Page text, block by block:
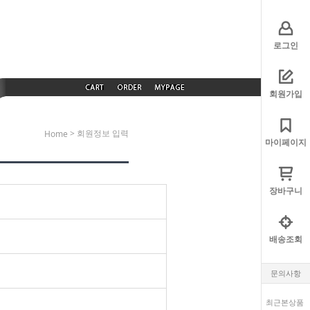
로그인
회원가입
마이페이지
장바구니
배송조회
문의사항
최근본상품
Home > 회원정보 입력